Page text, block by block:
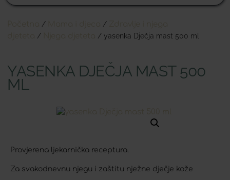
/ /
/ / yasenka Dječja mast 500 ml
YASENKA DJEČJA MAST 500
ML
Provjerena ljekarnička receptura.
Za svakodnevnu njegu i zaštitu nježne dječje kože